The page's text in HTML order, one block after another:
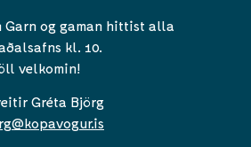
og gaman hittist alla
kl. 10.
velkomin!
Gréta Björg